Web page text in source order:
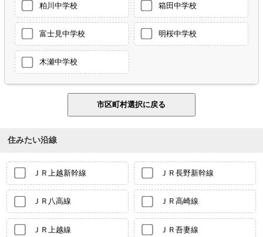
粕川中学校 箱田中学校
富士見中学校 明桜中学校
木瀬中学校
住みたい沿線
ＪＲ上越新幹線 ＪＲ長野新幹線
ＪＲ八高線 ＪＲ高崎線
ＪＲ上越線 ＪＲ吾妻線